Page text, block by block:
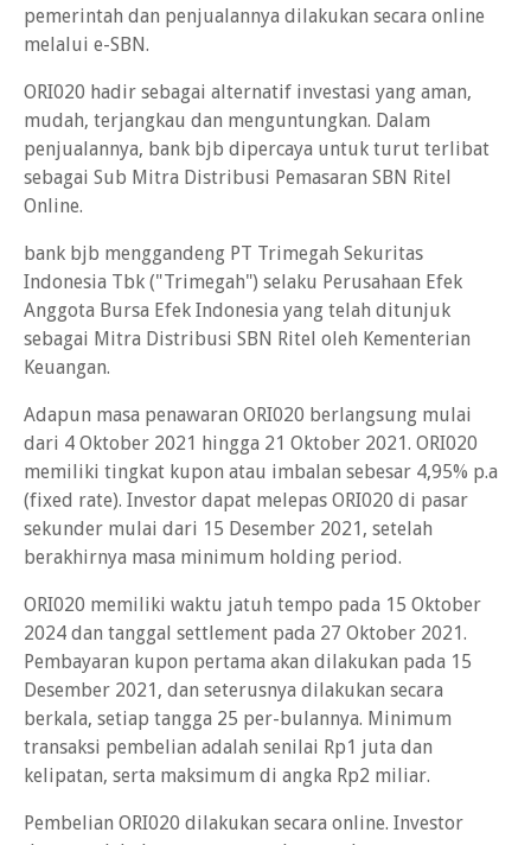
pemerintah dan penjualannya dilakukan secara online
melalui e-SBN.
ORI020 hadir sebagai alternatif investasi yang aman,
mudah, terjangkau dan menguntungkan. Dalam
penjualannya, bank bjb dipercaya untuk turut terlibat
sebagai Sub Mitra Distribusi Pemasaran SBN Ritel
Online.
bank bjb menggandeng PT Trimegah Sekuritas
Indonesia Tbk ("Trimegah") selaku Perusahaan Efek
Anggota Bursa Efek Indonesia yang telah ditunjuk
sebagai Mitra Distribusi SBN Ritel oleh Kementerian
Keuangan.
Adapun masa penawaran ORI020 berlangsung mulai
dari 4 Oktober 2021 hingga 21 Oktober 2021. ORI020
memiliki tingkat kupon atau imbalan sebesar 4,95% p.a
(fixed rate). Investor dapat melepas ORI020 di pasar
sekunder mulai dari 15 Desember 2021, setelah
berakhirnya masa minimum holding period.
ORI020 memiliki waktu jatuh tempo pada 15 Oktober
2024 dan tanggal settlement pada 27 Oktober 2021.
Pembayaran kupon pertama akan dilakukan pada 15
Desember 2021, dan seterusnya dilakukan secara
berkala, setiap tangga 25 per-bulannya. Minimum
transaksi pembelian adalah senilai Rp1 juta dan
kelipatan, serta maksimum di angka Rp2 miliar.
Pembelian ORI020 dilakukan secara online. Investor